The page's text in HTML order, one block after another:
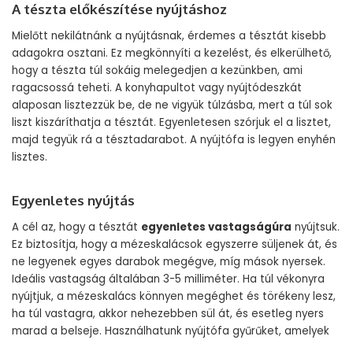
A tészta előkészítése nyújtáshoz
Mielőtt nekilátnánk a nyújtásnak, érdemes a tésztát kisebb
adagokra osztani. Ez megkönnyíti a kezelést, és elkerülhető,
hogy a tészta túl sokáig melegedjen a kezünkben, ami
ragacsossá teheti. A konyhapultot vagy nyújtódeszkát
alaposan lisztezzük be, de ne vigyük túlzásba, mert a túl sok
liszt kiszáríthatja a tésztát. Egyenletesen szórjuk el a lisztet,
majd tegyük rá a tésztadarabot. A nyújtófa is legyen enyhén
lisztes.
Egyenletes nyújtás
A cél az, hogy a tésztát egyenletes vastagságúra nyújtsuk.
Ez biztosítja, hogy a mézeskalácsok egyszerre süljenek át, és
ne legyenek egyes darabok megégve, míg mások nyersek.
Ideális vastagság általában 3-5 milliméter. Ha túl vékonyra
nyújtjuk, a mézeskalács könnyen megéghet és törékeny lesz,
ha túl vastagra, akkor nehezebben sül át, és esetleg nyers
marad a belseje. Használhatunk nyújtófa gyűrűket, amelyek